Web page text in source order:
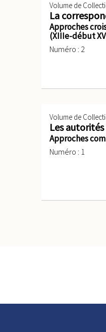
Volume de
La
Approches
(XIIIe-début
Numéro : 2
Volume de
Les
Approches
Numéro : 1